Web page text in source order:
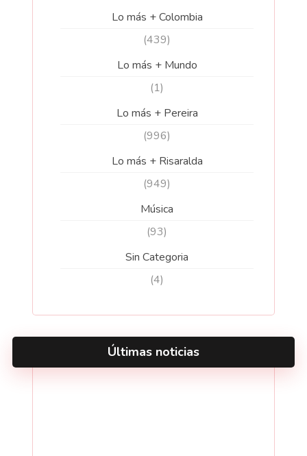
Lo más + Colombia
(439)
Lo más + Mundo
(1)
Lo más + Pereira
(996)
Lo más + Risaralda
(949)
Música
(93)
Sin Categoria
(4)
Últimas noticias